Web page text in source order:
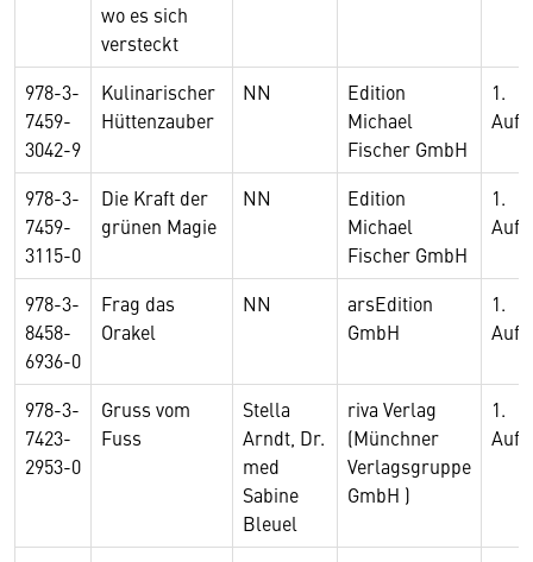
wo es sich
versteckt
978-3-
7459-
3042-9
Kulinarischer
Hüttenzauber
NN
Edition
Michael
Fischer GmbH
1.
978-3-
7459-
3115-0
Die Kraft der
grünen Magie
NN
Edition
Michael
Fischer GmbH
1.
978-3-
8458-
6936-0
Frag das
Orakel
NN
arsEdition
GmbH
1.
978-3-
7423-
2953-0
Gruss vom
Fuss
Stella
Arndt, Dr.
med
Sabine
Bleuel
riva Verlag
(Münchner
Verlagsgruppe
GmbH )
1.